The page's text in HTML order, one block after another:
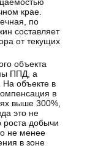
крае.
по
составляет
от текущих
объекта
ППД, а
На объекте в
в
выше 300%,
это не
роста добычи
не менее
в зоне